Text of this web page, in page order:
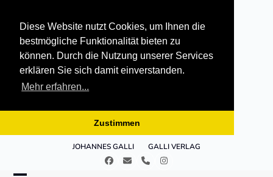
Diese Website nutzt Cookies, um Ihnen die
bestmögliche Funktionalität bieten zu
können. Durch die Nutzung unserer Services
erklären Sie sich damit einverstanden.
Mehr erfahren...
Zustimmen
JOHANNES GALLI GALLI VERLAG
Facebook
E- TelefonInstagram